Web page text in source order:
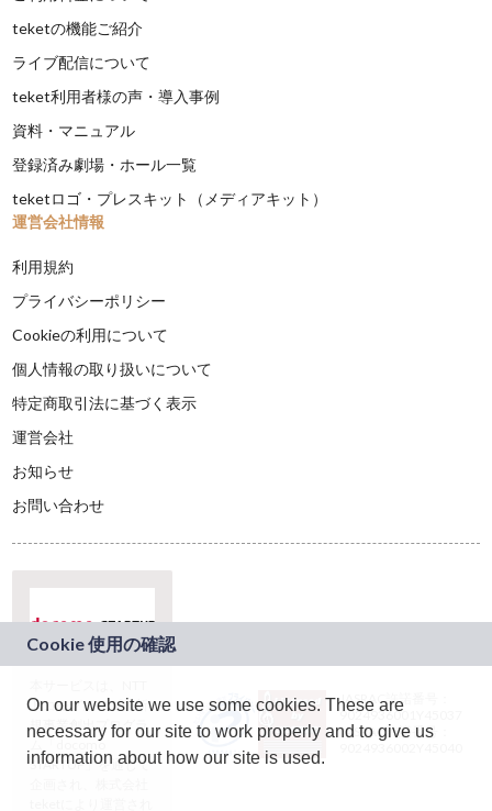
teketの機能ご紹介
ライブ配信について
teket利用者様の声・導入事例
資料・マニュアル
登録済み劇場・ホール一覧
teketロゴ・プレスキット（メディアキット）
運営会社情報
利用規約
プライバシーポリシー
Cookieの利用について
個人情報の取り扱いについて
特定商取引法に基づく表示
運営会社
お知らせ
お問い合わせ
ドコモグループの新
規事業創出プログラ
ム「docomo
STARTUP」を通じて
JASRAC許諾番号：
9024936001Y45037
JASRAC許諾番号：
On our website we use some cookies. These are
necessary for our site to work properly and to give us
information about how our site is used.